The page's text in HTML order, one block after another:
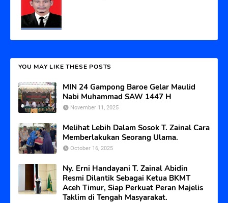
YOU MAY LIKE THESE POSTS
MIN 24 Gampong Baroe Gelar Maulid
Nabi Muhammad SAW 1447 H
November 11, 2025
Melihat Lebih Dalam Sosok T. Zainal Cara
Memberlakukan Seorang Ulama.
October 16, 2025
Ny. Erni Handayani T. Zainal Abidin
Resmi Dilantik Sebagai Ketua BKMT
Aceh Timur, Siap Perkuat Peran Majelis
Taklim di Tengah Masyarakat.